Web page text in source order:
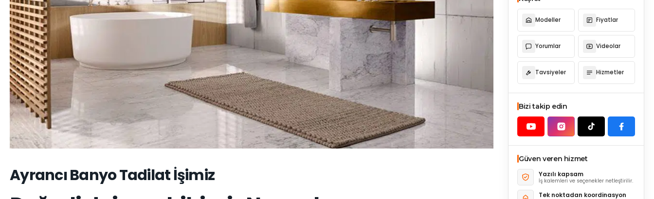
Modeller Fiyatlar
Yorumlar Videolar
Tavsiyeler Hizmetler
Bizi takip edin
Güven veren hizmet
Yazılı kapsam
İş kalemleri ve seçenekler netleştirilir.
Tek noktadan koordinasyon
Ayrancı Banyo Tadilat İşimiz